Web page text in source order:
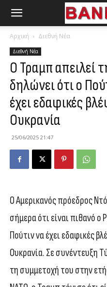
Αρχική Διεθνή Νέα
Διεθνή Νέα
Ο Τραμπ απειλεί
δηλώνει ότι ο
έχει εδαφικές
Ουκρανία
25/06/2025 21:47
Ο Αμερικανός πρόεδρος
σήμερα ότι είναι πιθανό
Πούτιν να έχει εδαφικές
Ουκρανία. Σε συνέντευξη
τη συμμετοχή του στην